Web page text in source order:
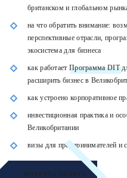
британском и глобальном
на что обратить внимание:
перспективные отрасли,
экосистема для бизнеса
как работает Программа DIT
расширить бизнес в
как устроено корпоративное
инвестиционная практика и
Великобритании
визы для предпринимателей и
СМОТРЕТЬ ЗАПИСЬ